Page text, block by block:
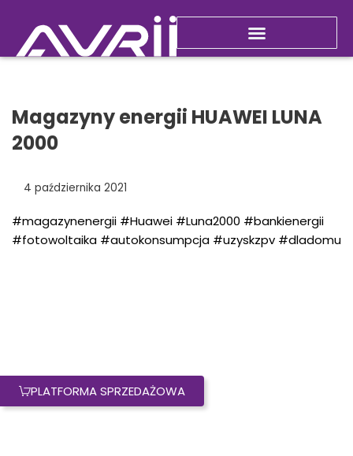
Magazyny energii HUAWEI LUNA
2000
4 października 2021
#magazynenergii #Huawei #Luna2000 #bankienergii
#fotowoltaika #autokonsumpcja #uzyskzpv #dladomu
PLATFORMA SPRZEDAŻOWA